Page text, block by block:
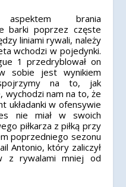
brania
barki poprzez częste
liniami rywali, należy
wchodzi w pojedynki.
1 przedryblował on
sobie jest wynikiem
na to, jak
wychodzi nam na to, że
układanki w ofensywie
nie miał w swoich
piłkarza z piłką przy
poprzedniego sezonu
Antonio, który zaliczył
z rywalami mniej od